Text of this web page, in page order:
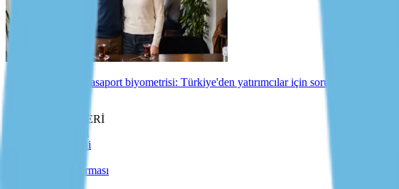
St Kitts ve Nevis pasaport biyometrisi: Türkiye'den yatırımcılar için sorunsuz güncelleme
PİYASA BİLGİLERİ
Göçmenlik Bülteni
Güvenlik Soruşturması